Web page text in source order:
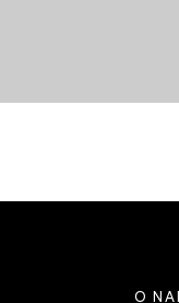
O